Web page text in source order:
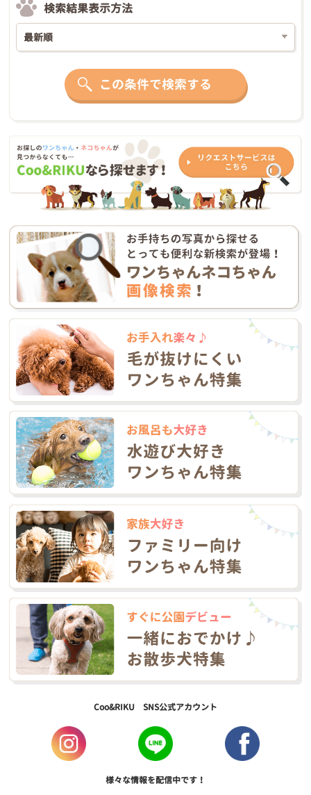
検索結果表示方法
この条件で検索する
Coo&RIKU SNS公式アカウント
様々な情報を配信中です！